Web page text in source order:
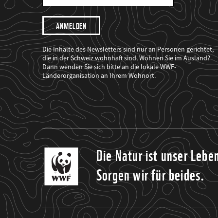
Mail
Adresse
Ich
möchte,
dass
der
WWF
mich
über
seine
Projekte
informiert.
Die Inhalte des Newsletters sind nur an Personen gerichtet,
die in der Schweiz wohnhaft sind. Wohnen Sie im Ausland?
Dann wenden Sie sich bitte an die lokale WWF-
Länderorganisation an Ihrem Wohnort.
Die Natur ist unser
Sorgen wir für beides.